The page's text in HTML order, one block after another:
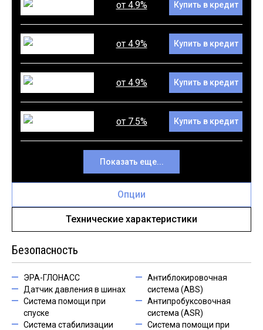
от 4.9% Купить в кредит
от 4.9% Купить в кредит
от 4.9% Купить в кредит
от 7.5% Купить в кредит
Показать еще...
Опции
Технические характеристики
Безопасность
ЭРА-ГЛОНАСС
Датчик давления в шинах
Система помощи при
спуске
Система стабилизации
Антиблокировочная
система (ABS)
Антипробуксовочная
система (ASR)
Система помощи при